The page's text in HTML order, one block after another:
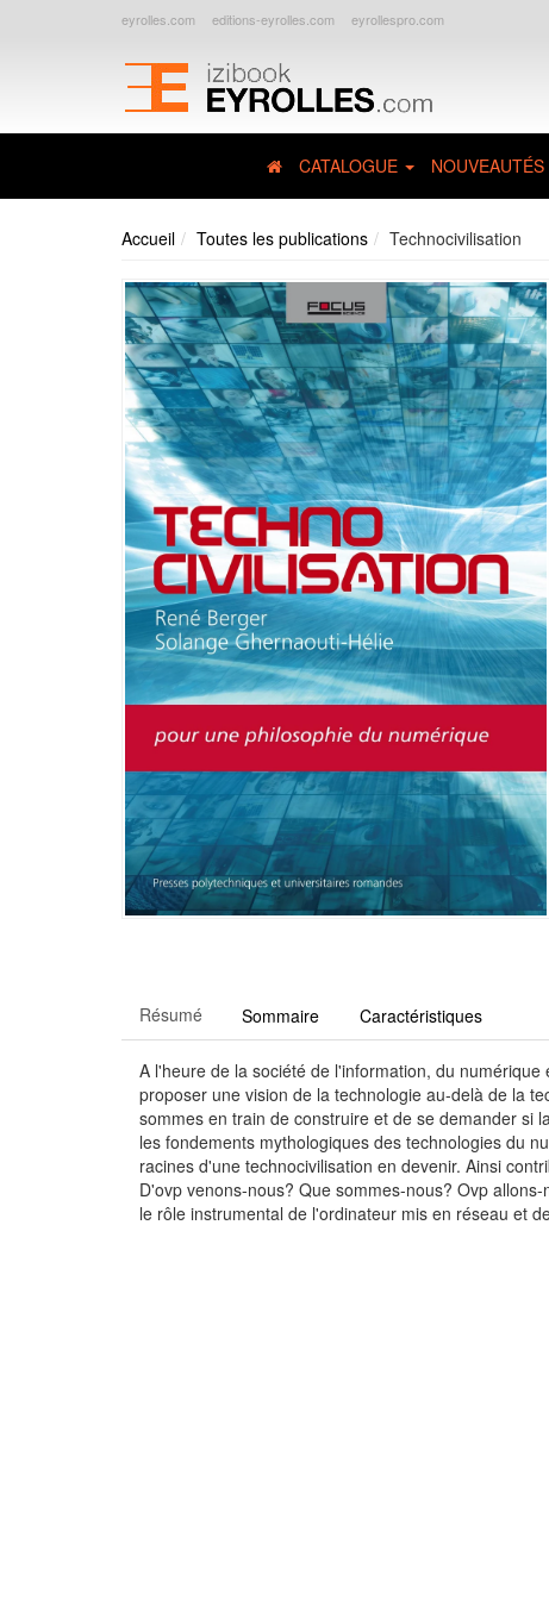
eyrolles.com editions-eyrolles.com eyrollespro.com
CATALOGUE NOUVEAUTÉS
Accueil Toutes les publications Technocivilisation
Résumé Sommaire Caractéristiques
A l'heure de la société de l'information, du
proposer une vision de la technologie au-delà de la
sommes en train de construire et de se demander si
les fondements mythologiques des technologies du
racines d'une technocivilisation en devenir. Ainsi
D'ovp venons-nous? Que sommes-nous? Ovp
le rôle instrumental de l'ordinateur mis en réseau et